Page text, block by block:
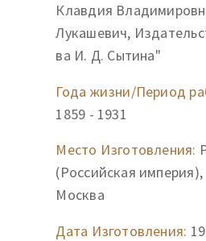
Клавдия
Лукашевич,
ва И. Д. Сытина"
Года жизни/Период
1859 - 1931
Место Изготовления:
(Российская империя),
Москва
Дата Изготовления: